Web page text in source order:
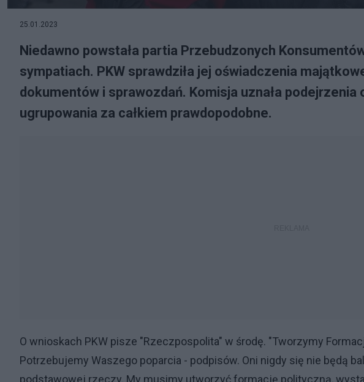
25.01.2023
Niedawno powstała partia Przebudzonych
sympatiach. PKW sprawdziła jej oświadczenia
dokumentów i sprawozdań. Komisja uznała podejrzenia
ugrupowania za całkiem prawdopodobne.
O wnioskach PKW pisze "Rzeczpospolita" w środę. "Tworzymy
Potrzebujemy Waszego poparcia - podpisów. Oni nigdy się nie będą
podstawowej rzeczy. My musimy utworzyć formację polityczną,